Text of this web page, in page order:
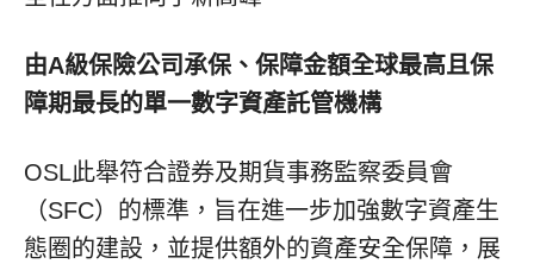
由A級保險公司承保、保障金額全球最高且保
障期最長的單一數字資產託管機構
OSL此舉符合證券及期貨事務監察委員會
（SFC）的標準， 旨在進一步加強數字資產生
態圈的建設，並提供額外的資產安全保障，展